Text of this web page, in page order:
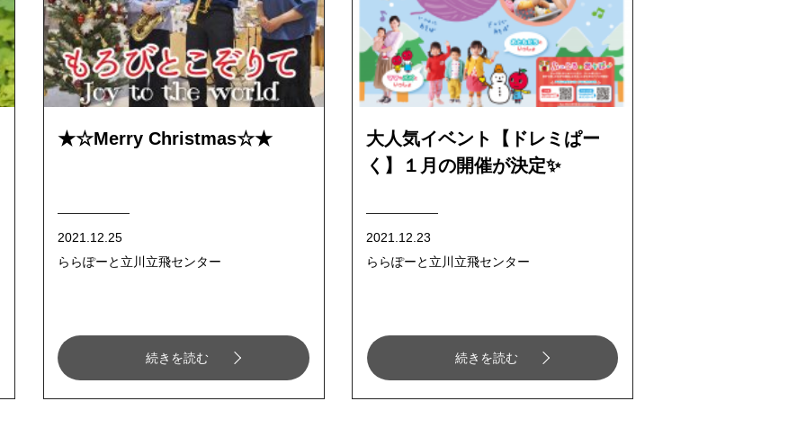
★☆Merry Christmas☆★
2021.12.25
ららぽーと立川立飛センター
続きを読む
大人気イベント【ドレミぱー
く】１月の開催が決定✨
2021.12.23
ららぽーと立川立飛センター
続きを読む